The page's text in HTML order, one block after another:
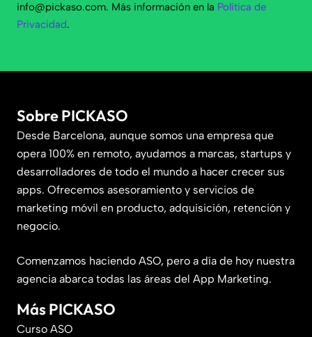
info@pickaso.com. Más información en la Política de
Privacidad.
Sobre PICKASO
Desde Barcelona, aunque somos una empresa que
opera 100% en remoto, ayudamos a marcas, startups y
desarrolladores de todo el mundo a hacer crecer sus
apps. Ofrecemos asesoramiento y servicios de
marketing móvil en producto, adquisición, retención y
negocio.
Comenzamos haciendo ASO, pero a día de hoy nuestra
agencia abarca todas las áreas del App Marketing.
Más PICKASO
Curso ASO